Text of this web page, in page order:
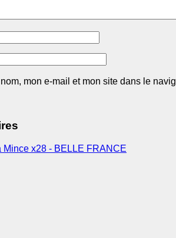
mon e-mail et mon site dans le